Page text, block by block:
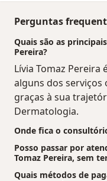
Perguntas
Quais são as
Pereira?
Lívia Tomaz
alguns dos serviços
graças à sua
Dermatologia.
Onde fica o
Posso passar por
Tomaz Pereira, sem
Quais métodos de